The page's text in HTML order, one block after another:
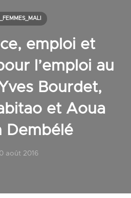
emploi et
l’emploi au
Bourdet,
et Aoua
Dembélé
août 2016